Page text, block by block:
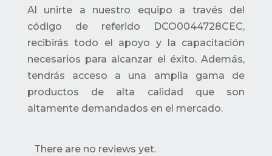
Al unirte a nuestro equipo a través del
código de referido DCO0044728CEC,
recibirás todo el apoyo y la capacitación
necesarios para alcanzar el éxito. Además,
tendrás acceso a una amplia gama de
productos de alta calidad que son
altamente demandados en el mercado.
There are no reviews yet.